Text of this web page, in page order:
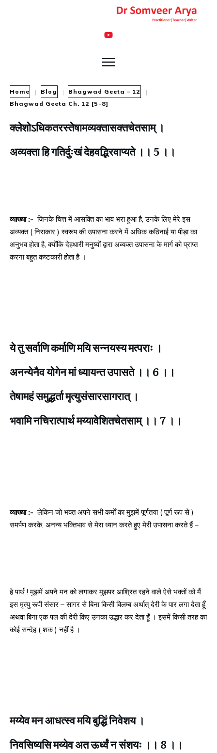
Home | Blog | Bhagwad Geeta – 12
|
Bhagwad Geeta Ch. 12 [5-8]
क्लेशोऽधिकतरस्तेषामव्यक्तासक्तचेतसाम्‌ ।
अव्यक्ता हि गतिर्दुःखं देहवद्भिरवाप्यते ।। 5 ।।
व्याख्या :- जिनके चित्त में आसक्ति का भाव भरा हुआ है, उनके लिए मेरे इस
अव्यक्त ( निराकार ) स्वरूप की उपासना करने में अधिक कठिनाई या पीड़ा का
अनुभव होता है, क्योंकि देहधारी मनुष्यों द्वारा अव्यक्त उपासना के मार्ग को प्राप्त
करना बहुत कष्टकारी होता है ।
ये तु सर्वाणि कर्माणि मयि सन्नयस्य मत्पराः ।
अनन्येनैव योगेन मां ध्यायन्त उपासते ।। 6 ।।
तेषामहं समुद्धर्ता मृत्युसंसारसागरात्‌ ।
भवामि नचिरात्पार्थ मय्यावेशितचेतसाम्‌ ।। 7 ।।
व्याख्या :- लेकिन जो भक्त अपने सभी कर्मों का मुझमें पूर्णतया ( पूर्ण रूप से )
समर्पण करके, अनन्य भक्तिभाव से मेरा ध्यान करते हुए मेरी उपासना करते हैं –
हे पार्थ ! मुझमें अपने मन को लगाकर मुझपर आश्रित रहने वाले ऐसे भक्तों को मैं
इस मृत्यु रूपी संसार – सागर से बिना किसी विलम्ब अर्थात् देरी के पार लगा देता हूँ
अथवा बिना एक पल की देरी किए उनका उद्धार कर देता हूँ । इसमें किसी तरह का
कोई सन्देह ( शक ) नहीं है ।
मय्येव मन आधत्स्व मयि बुद्धिं निवेशय ।
निवसिष्यसि मय्येव अत ऊर्ध्वं न संशयः ।। 8 ।।